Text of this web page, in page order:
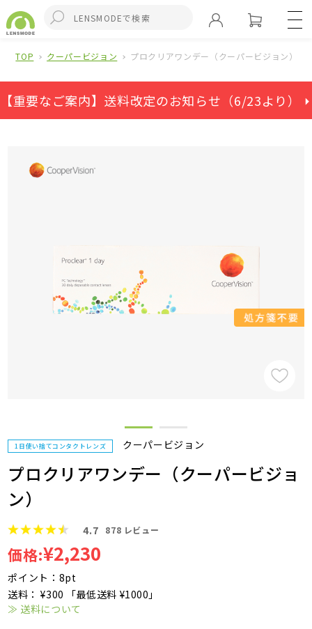
TOP クーパービジョン プロクリアワンデー（クーパービジョン）
【重要なご案内】送料改定のお知らせ（6/23より） ⏵
1日使い捨てコンタクトレンズ クーパービジョン
プロクリアワンデー（クーパービジョ
ン）
4.7 878 レビュー
価格:¥2,230
ポイント：8pt
送料： ¥300 「最低送料 ¥1000」
≫ 送料について